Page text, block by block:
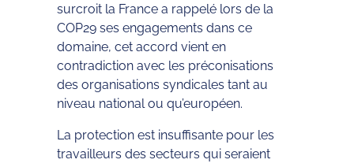
surcroit la France a rappelé lors de la
COP29 ses engagements dans ce
domaine, cet accord vient en
contradiction avec les préconisations
des organisations syndicales tant au
niveau national ou qu’européen.
La protection est insuffisante pour les
travailleurs des secteurs qui seraient